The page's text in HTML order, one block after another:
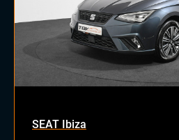
SEAT Ibiza